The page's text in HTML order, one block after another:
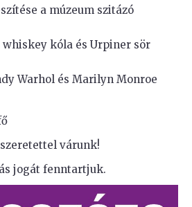
a múzeum szitázó
kóla és Urpiner sör
Warhol és Marilyn Monroe
várunk!
jogát fenntartjuk.